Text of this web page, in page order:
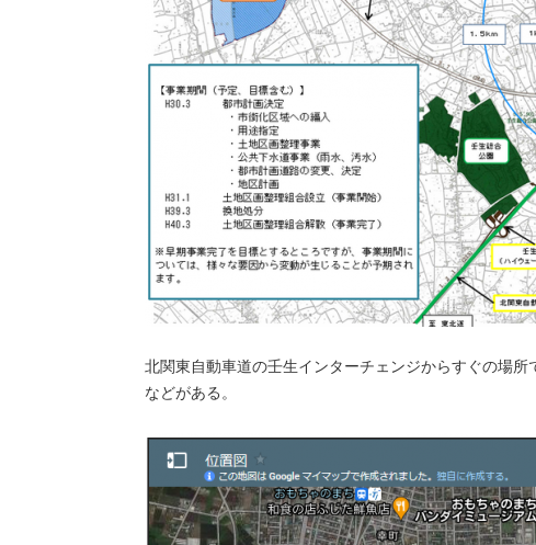
北関東自動車道の壬生インターチェンジからすぐの場
などがある。